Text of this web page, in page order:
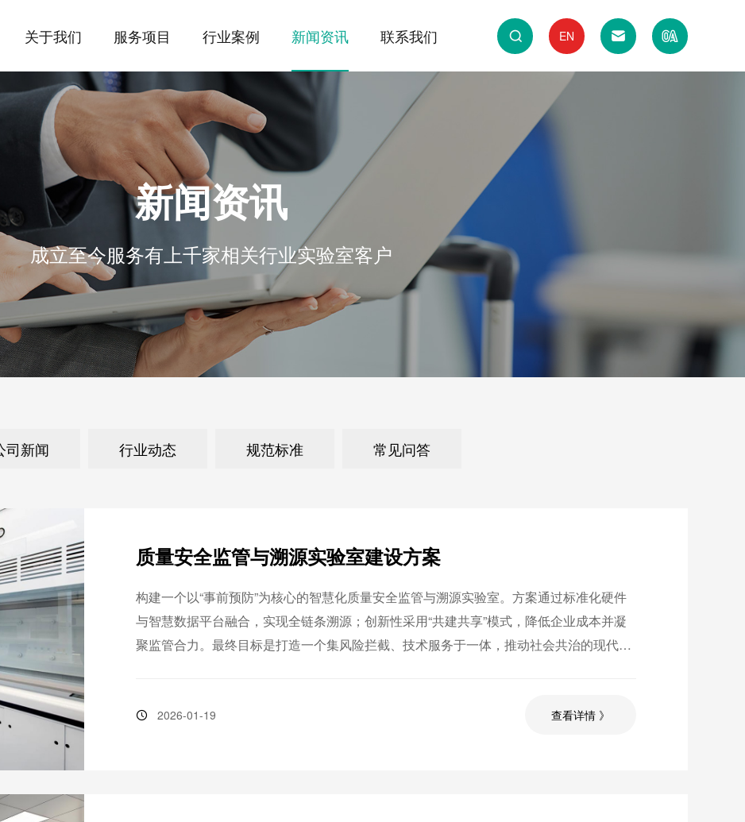
关于我们
资质荣誉
服务项目
规划设计 实验室智能化系统 实验室通风系统
统 实验室废水处理系统 实验室废液收集系统 实验室危废暂存库系统
项设计与施工 动物房设计与施工 人工气候室设计与施工
认可
行业案例
技术行业 食品与农业行业 化工与材料行业
构 公安与司法行业 第三方检测机构 CNAS认可/CMA认证案例
新闻资讯
规范标准
联系我们 EN
新闻资讯
成立至今服务有上千家相关行业实验室客户
司新闻 行业动态 规范标准 常见问答
质量安全监管与溯源实验室建设方案
构建一个以“事前预防”为核心的智慧化质量安全监管与溯源实验室。方案通过标准化硬件
与智慧数据平台融合，实现全链条溯源；创新性采用“共建共享”模式，降低企业成本并凝
聚监管合力。最终目标是打造一个集风险拦截、技术服务于一体，推动社会共治的现代化
2026-01-19 查看详情 》